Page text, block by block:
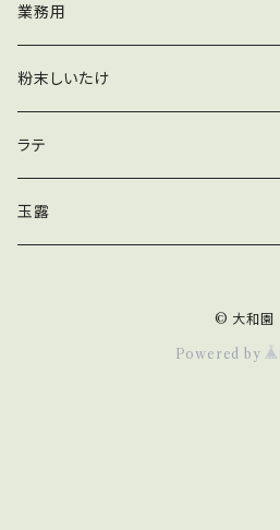
粉末
加工用
緑茶ティーバッグ
玄米茶ティーバッグ
かりがねほうじ茶ティーバッグ
黒豆入りかりがねほうじ茶ティーバッグ
業務用
抹茶
ほうじ茶
煎茶
粉末しいたけ
ラテ
玉露
© 大和園
Powered by